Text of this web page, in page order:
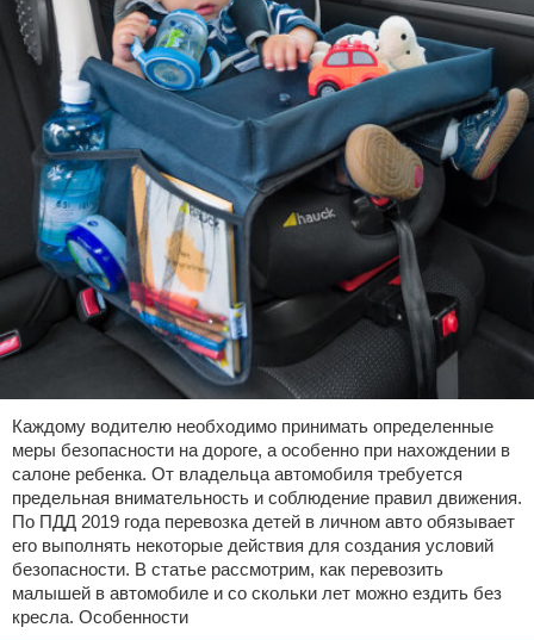
Каждому водителю необходимо принимать определенные
меры безопасности на дороге, а особенно при нахождении в
салоне ребенка. От владельца автомобиля требуется
предельная внимательность и соблюдение правил движения.
По ПДД 2019 года перевозка детей в личном авто обязывает
его выполнять некоторые действия для создания условий
безопасности. В статье рассмотрим, как перевозить
малышей в автомобиле и со скольки лет можно ездить без
кресла. Особенности